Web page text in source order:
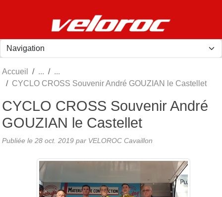
Accueil
CYCLO CROSS Souvenir André GOUZIAN le Castellet
CYCLO CROSS Souvenir André
GOUZIAN le Castellet
Publiée le 28 oct. 2019 par VELOROC Cavaillon